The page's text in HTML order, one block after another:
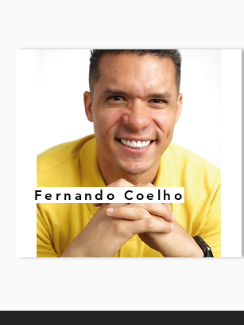
Fernando Coelho